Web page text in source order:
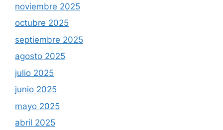
noviembre 2025
octubre 2025
septiembre 2025
agosto 2025
julio 2025
junio 2025
mayo 2025
abril 2025